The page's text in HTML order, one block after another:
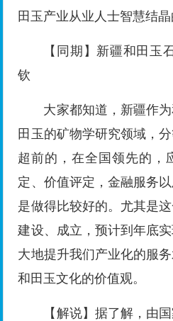
田玉产业从业人士智慧结晶
【同期】新疆和田玉
钦
大家都知道，新疆作
田玉的矿物学研究领域，
超前的，在全国领先的，
定、价值评定，金融服务
是做得比较好的。尤其是
建设、成立，预计到年底
大地提升我们产业化的服
和田玉文化的价值观。
【解说】据了解，由